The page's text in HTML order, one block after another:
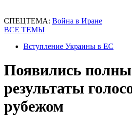
СПЕЦТЕМА: Война в Иране
ВСЕ ТЕМЫ
Вступление Украины в ЕС
Появились
результаты
рубежом